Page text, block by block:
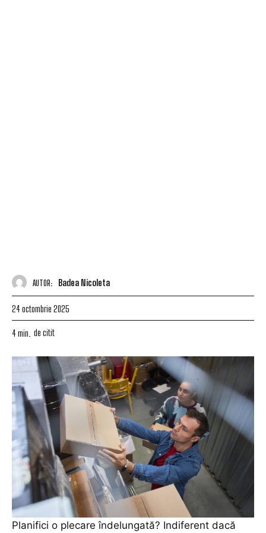
AUTOR: Badea Nicoleta
24 octombrie 2025
4 min. de citit
Planifici o plecare îndelungată? Indiferent dacă